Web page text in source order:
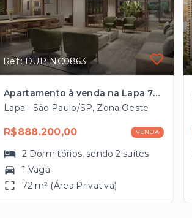
Ref.: DUPINC0863
Apartamento à venda na Lapa 72m², 2 suítes, 1 vaga próximo ao Bourbon Shopping
Lapa - São Paulo/SP, Zona Oeste
R$888.200,00 VENDA
2 Dormitórios, sendo2 suítes
1 Vaga
72 m² (Área Privativa)